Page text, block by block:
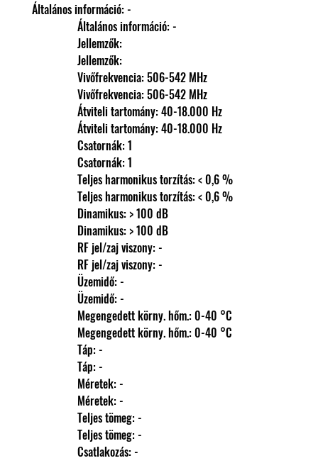
Általános információ: -
                Általános információ: -
                Jellemzők:
                Jellemzők:
                Vivőfrekvencia: 506-542 MHz
                Vivőfrekvencia: 506-542 MHz
                Átviteli tartomány: 40-18.000 Hz
                Átviteli tartomány: 40-18.000 Hz
                Csatornák: 1
                Csatornák: 1
                Teljes harmonikus torzítás: < 0,6 %
                Teljes harmonikus torzítás: < 0,6 %
                Dinamikus: > 100 dB
                Dinamikus: > 100 dB
                RF jel/zaj viszony: -
                RF jel/zaj viszony: -
                Üzemidő: -
                Üzemidő: -
                Megengedett körny. hőm.: 0-40 °C
                Megengedett körny. hőm.: 0-40 °C
                Táp: -
                Táp: -
                Méretek: -
                Méretek: -
                Teljes tömeg: -
                Teljes tömeg: -
                Csatlakozás: -